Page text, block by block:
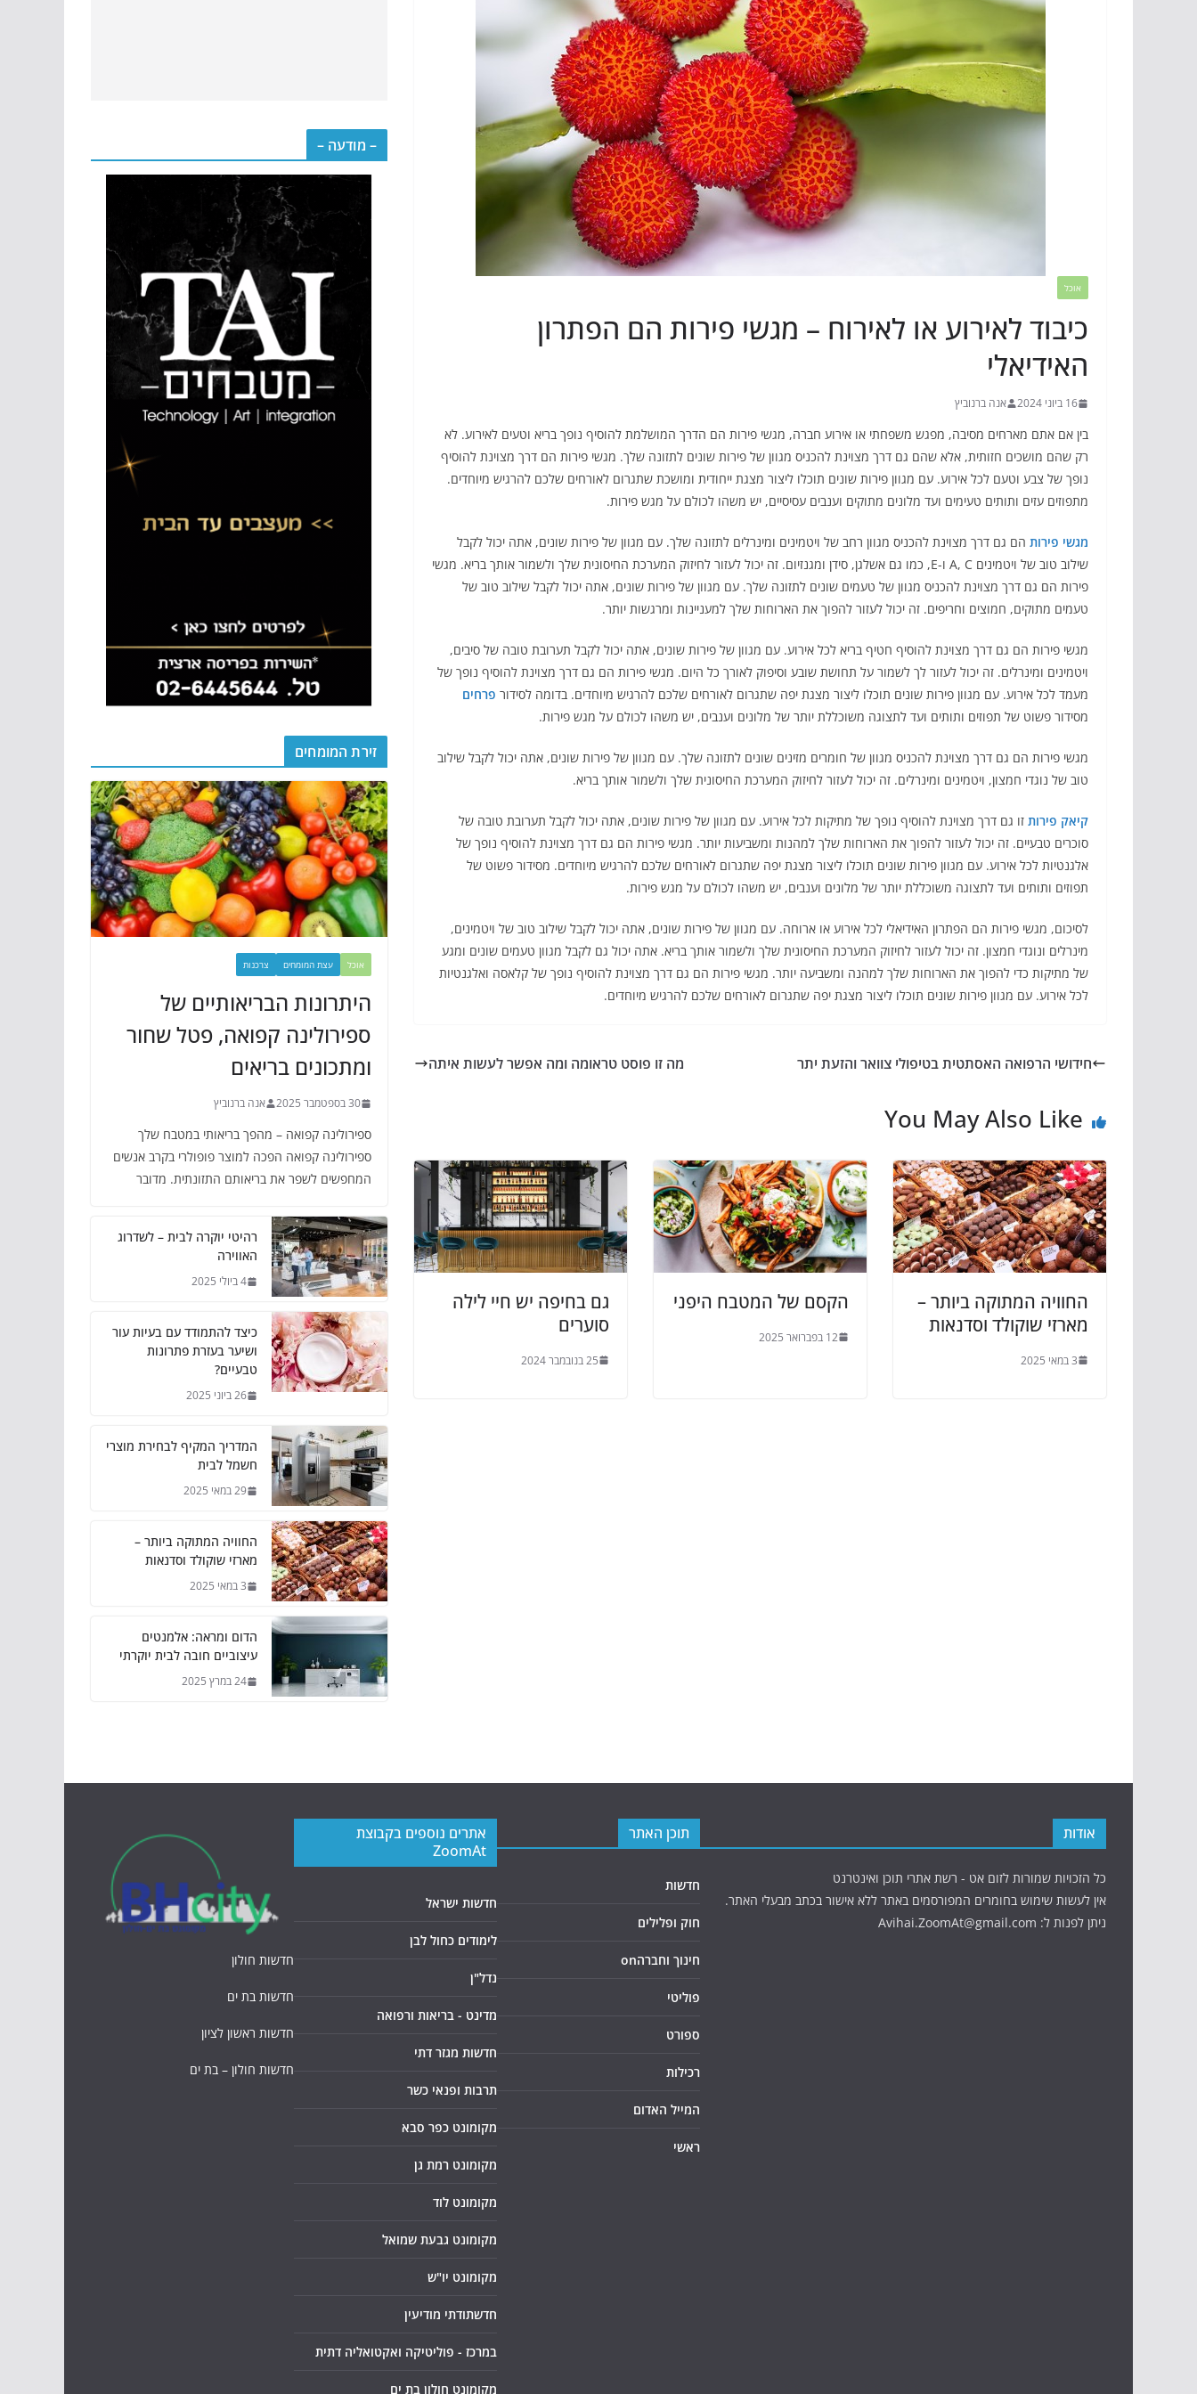
אוכל
כיבוד לאירוע או לאירוח – מגשי פירות הם הפתרון
האידיאלי
16 ביוני 2024 אנה ברנוביץ
בין אם אתם מארחים מסיבה, מפגש משפחתי או אירוע חברה, מגשי פירות הם הדרך המושלמת להוסיף נופך בריא וטעים לאירוע. לא
רק שהם מושכים חזותית, אלא שהם גם דרך מצוינת להכניס מגוון של פירות שונים לתזונה שלך. מגשי פירות הם דרך מצוינת להוסיף
נופך של צבע וטעם לכל אירוע. עם מגוון פירות שונים תוכלו ליצור מצגת ייחודית ומושכת שתגרום לאורחים שלכם להרגיש מיוחדים.
מתפוזים עזים ותותים טעימים ועד מלונים מתוקים וענבים עסיסיים, יש משהו לכולם על מגש פירות.
מגשי פירות הם גם דרך מצוינת להכניס מגוון רחב של ויטמינים ומינרלים לתזונה שלך. עם מגוון של פירות שונים, אתה יכול לקבל
שילוב טוב של ויטמינים A, C ו-E, כמו גם אשלגן, סידן ומגנזיום. זה יכול לעזור לחיזוק המערכת החיסונית שלך ולשמור אותך בריא. מגשי
פירות הם גם דרך מצוינת להכניס מגוון של טעמים שונים לתזונה שלך. עם מגוון של פירות שונים, אתה יכול לקבל שילוב טוב של
טעמים מתוקים, חמוצים וחריפים. זה יכול לעזור להפוך את הארוחות שלך למעניינות ומרגשות יותר.
מגשי פירות הם גם דרך מצוינת להוסיף חטיף בריא לכל אירוע. עם מגוון של פירות שונים, אתה יכול לקבל תערובת טובה של סיבים,
ויטמינים ומינרלים. זה יכול לעזור לך לשמור על תחושת שובע וסיפוק לאורך כל היום. מגשי פירות הם גם דרך מצוינת להוסיף נופך של
מעמד לכל אירוע. עם מגוון פירות שונים תוכלו ליצור מצגת יפה שתגרום לאורחים שלכם להרגיש מיוחדים. בדומה לסידור פרחים
מסידור פשוט של תפוזים ותותים ועד לתצוגה משוכללת יותר של מלונים וענבים, יש משהו לכולם על מגש פירות.
מגשי פירות הם גם דרך מצוינת להכניס מגוון של חומרים מזינים שונים לתזונה שלך. עם מגוון של פירות שונים, אתה יכול לקבל שילוב
טוב של נוגדי חמצון, ויטמינים ומינרלים. זה יכול לעזור לחיזוק המערכת החיסונית שלך ולשמור אותך בריא.
קיאק פירות זו גם דרך מצוינת להוסיף נופך של מתיקות לכל אירוע. עם מגוון של פירות שונים, אתה יכול לקבל תערובת טובה של
סוכרים טבעיים. זה יכול לעזור להפוך את הארוחות שלך למהנות ומשביעות יותר. מגשי פירות הם גם דרך מצוינת להוסיף נופך של
אלגנטיות לכל אירוע. עם מגוון פירות שונים תוכלו ליצור מצגת יפה שתגרום לאורחים שלכם להרגיש מיוחדים. מסידור פשוט של
תפוזים ותותים ועד לתצוגה משוכללת יותר של מלונים וענבים, יש משהו לכולם על מגש פירות.
לסיכום, מגשי פירות הם הפתרון האידיאלי לכל אירוע או ארוחה. עם מגוון של פירות שונים, אתה יכול לקבל שילוב טוב של ויטמינים,
מינרלים ונוגדי חמצון. זה יכול לעזור לחיזוק המערכת החיסונית שלך ולשמור אותך בריא. אתה יכול גם לקבל מגוון טעמים שונים ומגע
של מתיקות כדי להפוך את הארוחות שלך למהנה ומשביעה יותר. מגשי פירות הם גם דרך מצוינת להוסיף נופך של קלאסה ואלגנטיות
לכל אירוע. עם מגוון פירות שונים תוכלו ליצור מצגת יפה שתגרום לאורחים שלכם להרגיש מיוחדים.
חידושי הרפואה האסתטית בטיפולי צוואר והזעת יתר מה זו פוסט טראומה ומה אפשר לעשות איתה
You May Also Like
החוויה המתוקה ביותר –
מארזי שוקולד וסדנאות
3 במאי 2025
הקסם של המטבח היפני
12 בפברואר 2025
גם בחיפה יש חיי לילה
סוערים
25 בנובמבר 2024
– מודעה –
זירת המומחים
אוכל עצת המומחים צרכנות
היתרונות הבריאותיים של
ספירולינה קפואה, פטל שחור
ומתכונים בריאים
30 בספטמבר 2025 אנה ברנוביץ
ספירולינה קפואה – מהפך בריאותי במטבח שלך
ספירולינה קפואה הפכה למוצר פופולרי בקרב אנשים
המחפשים לשפר את בריאותם התזונתית. מדובר
רהיטי יוקרה לבית – לשדרוג
האווירה
4 ביולי 2025
כיצד להתמודד עם בעיות עור
ושיער בעזרת פתרונות
טבעיים?
26 ביוני 2025
המדריך המקיף לבחירת מוצרי
חשמל לבית
29 במאי 2025
החוויה המתוקה ביותר –
מארזי שוקולד וסדנאות
3 במאי 2025
הדום ומראה: אלמנטים
עיצוביים חובה לבית יוקרתי
24 במרץ 2025
אודות
כל הזכויות שמורות לזום אט - רשת אתרי תוכן ואינטרנט
אין לעשות שימוש בחומרים המפורסמים באתר ללא אישור בכתב מבעלי האתר.
ניתן לפנות ל: Avihai.ZoomAt@gmail.com
תוכן האתר
חדשות
חוק ופלילים
חינוך וחברהon
פוליטי
ספורט
רכילות
המייל האדום
ראשי
אתרים נוספים בקבוצת
ZoomAt
חדשות ישראל
לימודים כחול לבן
נדל"ן
מדינט - בריאות ורפואה
חדשות מגזר דתי
תרבות ופנאי כשר
מקומונט כפר סבא
מקומונט רמת גן
מקומונט לוד
מקומונט גבעת שמואל
מקומונט יו"ש
חדשתודתי מודיעין
במרכז - פוליטיקה ואקטואליה דתית
מקומונט חולון בת ים
חדשות חולון
חדשות בת ים
חדשות ראשון לציון
חדשות חולון – בת ים